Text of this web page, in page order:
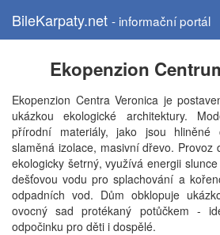
BileKarpaty.net - informační portál
Ekopenzion
Ekopenzion Centra Veronica je
ukázkou ekologické architektury.
přírodní materiály, jako jsou hliněné
slaměná izolace, masivní dřevo. Provoz
ekologicky šetrný, využívá energii
dešťovou vodu pro splachování a
odpadních vod. Dům obklopuje
ovocný sad protékaný potůčkem -
odpočinku pro děti i dospělé.